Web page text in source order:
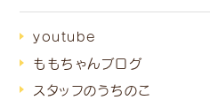
youtube
ももちゃんブログ
スタッフのうちのこ